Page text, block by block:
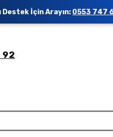
92
Destek İçin Arayın: 0553 747